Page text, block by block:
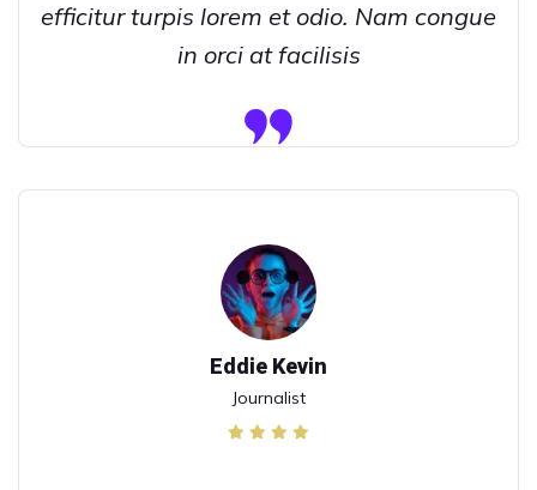
efficitur turpis lorem et odio. Nam congue
in orci at facilisis
Eddie Kevin
Journalist